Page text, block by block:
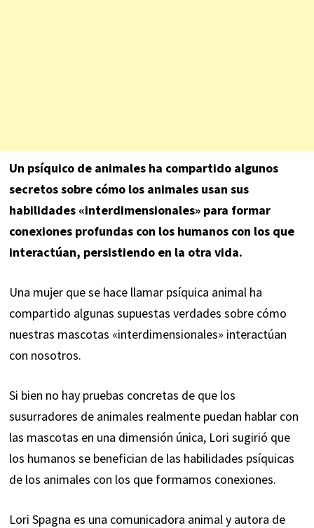
Un psíquico de animales ha compartido algunos
secretos sobre cómo los animales usan sus
habilidades «interdimensionales» para formar
conexiones profundas con los humanos con los que
interactúan, persistiendo en la otra vida.
Una mujer que se hace llamar psíquica animal ha
compartido algunas supuestas verdades sobre cómo
nuestras mascotas «interdimensionales» interactúan
con nosotros.
Si bien no hay pruebas concretas de que los
susurradores de animales realmente puedan hablar con
las mascotas en una dimensión única, Lori sugirió que
los humanos se benefician de las habilidades psíquicas
de los animales con los que formamos conexiones.
Lori Spagna es una comunicadora animal y autora de